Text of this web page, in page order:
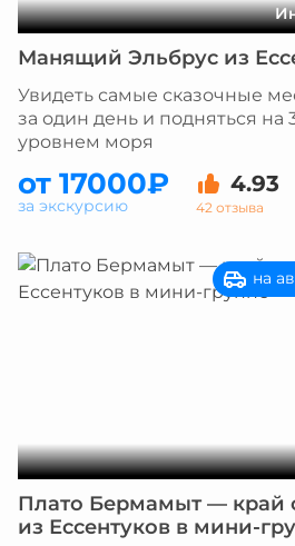
Манящий Эльбрус из
Увидеть самые сказочные
за один день и подняться на
уровнем моря
от 17000₽ 4.93
42 отзыва
за экскурсию
на
Плато Бермамыт — край
из Ессентуков в мини-